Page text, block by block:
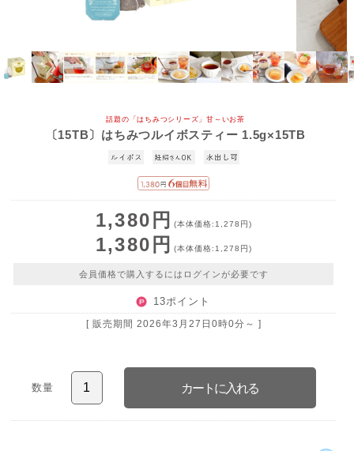
話題の「はちみつシリーズ」甘～いお茶
〔15TB〕はちみつルイボスティー 1.5g×15TB
1,380円 (本体価格:1,278円)
1,380円 (本体価格:1,278円)
会員価格で購入するにはログインが必要です
13ポイント
[ 販売期間 2026年3月27日0時0分 ～ ]
数量